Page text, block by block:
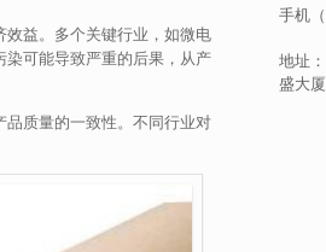
益。多个关键行业，如微电
可能导致严重的后果，从产
质量的一致性。不同行业对
手机
地址
盛大